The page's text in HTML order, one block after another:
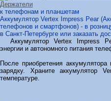
Держатели
к телефонам и планшетам
Аккумулятор Vertex Impress Pear
телефонов и смартфонов) - в
в Санкт-Петербурге или заказать
Аккумулятор Vertex Impress
энергии и автономного питания
После приобретения
зарядку. Храните аккумулятор
температуре.